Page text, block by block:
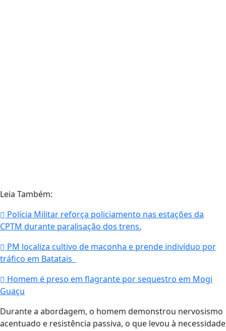
Leia Também:
Polícia Militar reforça policiamento nas estações da
CPTM durante paralisação dos trens.
PM localiza cultivo de maconha e prende indivíduo por
tráfico em Batatais
Homem é preso em flagrante por sequestro em Mogi
Guaçu
Durante a abordagem, o homem demonstrou nervosismo
acentuado e resistência passiva, o que levou à necessidade